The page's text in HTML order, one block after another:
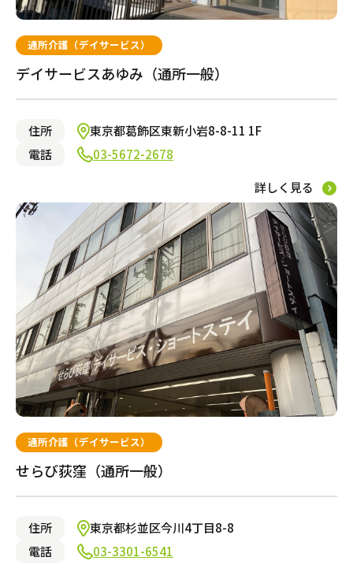
通所介護（デイサービス）
デイサービスあゆみ（通所一般）
住所
東京都葛飾区東新小岩8-8-11 1F
電話
03-5672-2678
詳しく見る
通所介護（デイサービス）
せらび荻窪（通所一般）
住所
東京都杉並区今川4丁目8-8
電話
03-3301-6541